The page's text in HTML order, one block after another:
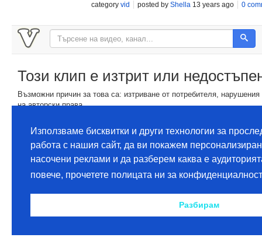
category vid posted by Shella 13 years ago 0